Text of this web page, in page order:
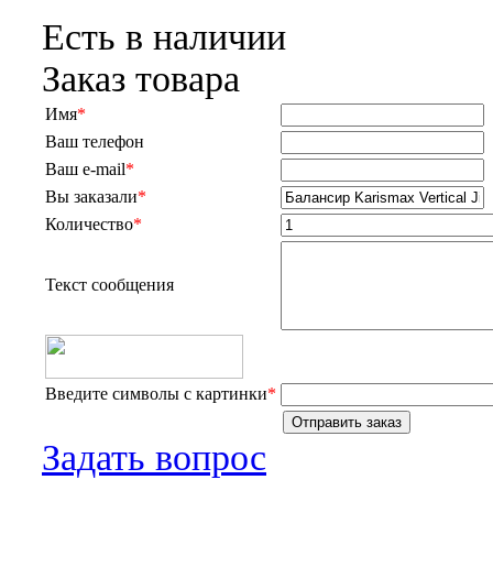
Есть в наличии
Заказ товара
Имя*
Ваш телефон
Ваш e-mail*
Вы заказали*
Количество*
Текст сообщения
Введите символы с картинки*
Задать вопрос